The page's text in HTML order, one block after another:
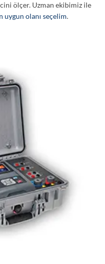
ölçer. Uzman ekibimiz ile
uygun olanı seçelim.